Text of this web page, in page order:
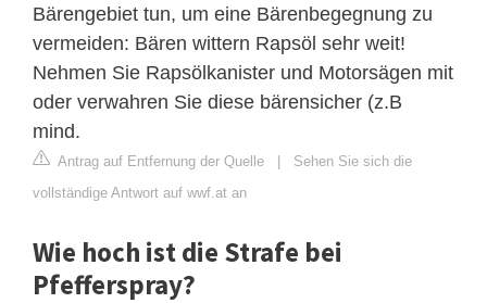
Bärengebiet tun, um eine Bärenbegegnung zu
vermeiden: Bären wittern Rapsöl sehr weit!
Nehmen Sie Rapsölkanister und Motorsägen mit
oder verwahren Sie diese bärensicher (z.B
mind.
Antrag auf Entfernung der Quelle | Sehen Sie sich die
vollständige Antwort auf wwf.at an
Wie hoch ist die Strafe bei
Pfefferspray?